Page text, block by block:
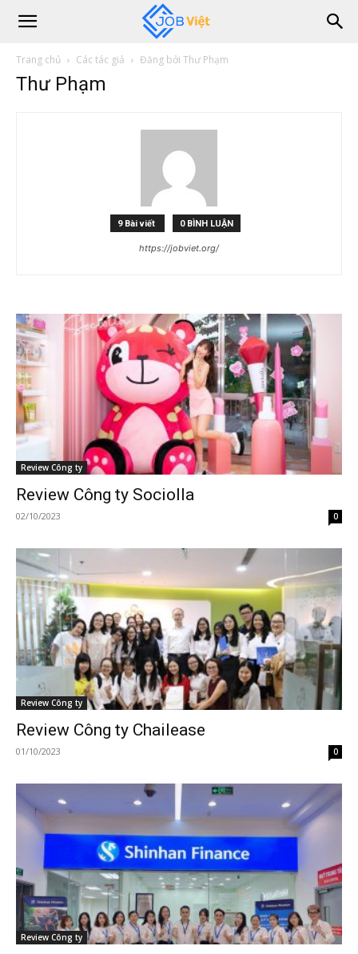
Trang chủ Các tác giả Đăng bởi Thư Phạm
Thư Phạm
9 Bài viết 0 BÌNH LUẬN
https://jobviet.org/
Review Công ty
Review Công ty Sociolla
02/10/2023 0
Review Công ty
Review Công ty Chailease
01/10/2023 0
Review Công ty